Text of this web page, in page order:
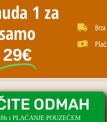
1 za
samo
29€
ODMAH
i PLAĆANJE POUZEĆEM